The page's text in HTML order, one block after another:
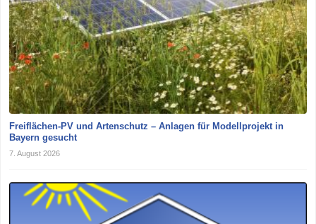
Freiflächen-PV und Artenschutz – Anlagen für Modellprojekt in
Bayern gesucht
7. August 2026